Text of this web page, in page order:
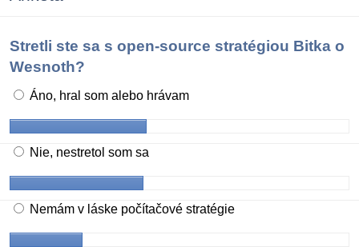
Stretli ste sa s open-source stratégiou Bitka o
Wesnoth?
Áno, hral som alebo hrávam
Nie, nestretol som sa
Nemám v láske počítačové stratégie